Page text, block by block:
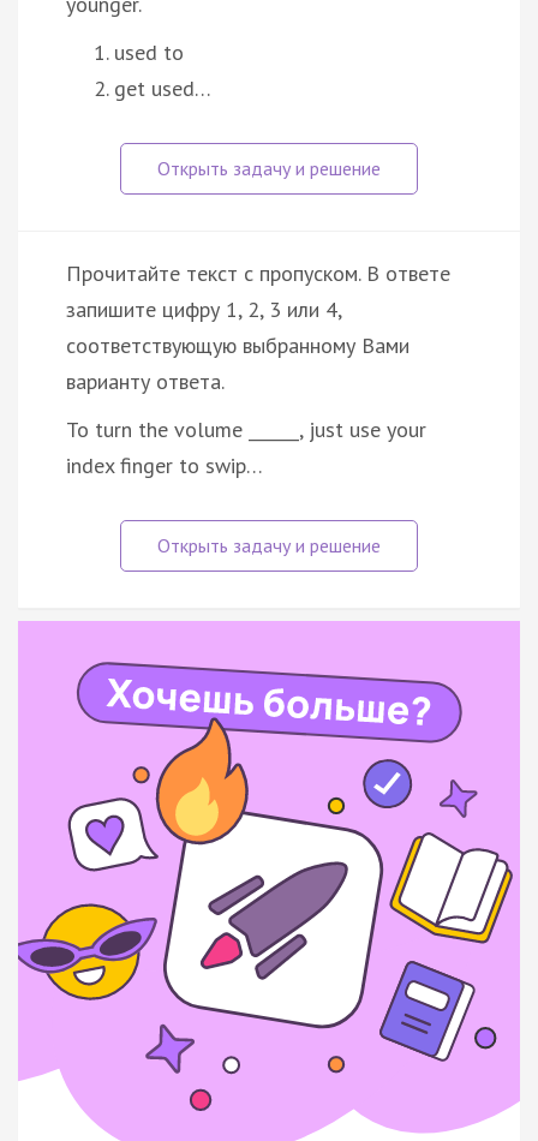
used to
get used…
Прочитайте текст с пропуском. В ответе
запишите цифру 1, 2, 3 или 4,
соответствующую выбранному Вами
варианту ответа.
To turn the volume ______, just use your
index finger to swip…